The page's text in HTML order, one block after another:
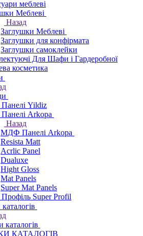
меблеві
Меблеві
Назад
Заглушки Меблеві
Заглушки для конфірмата
Заглушки самоклейки
Для Шафи і Гардеробної
косметика
Yildiz
Arkopa
Назад
МДФ Панелі Arkopa
Resista Matt
Acrlic Panel
Dualuxe
Hight Gloss
Mat Panels
Super Mat Panels
Super Profil
каталогів
КАТАЛОГІВ